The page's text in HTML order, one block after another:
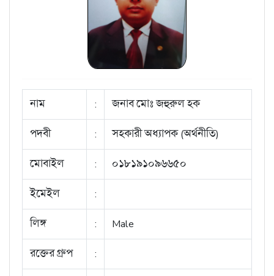
নাম : জনাব মোঃ জহুরুল হক
পদবী : সহকারী অধ্যাপক (অর্থনীতি)
মোবাইল : ০১৮১৯১০৯৬৬৫০
ইমেইল :
লিঙ্গ : Male
রক্তের গ্রুপ :